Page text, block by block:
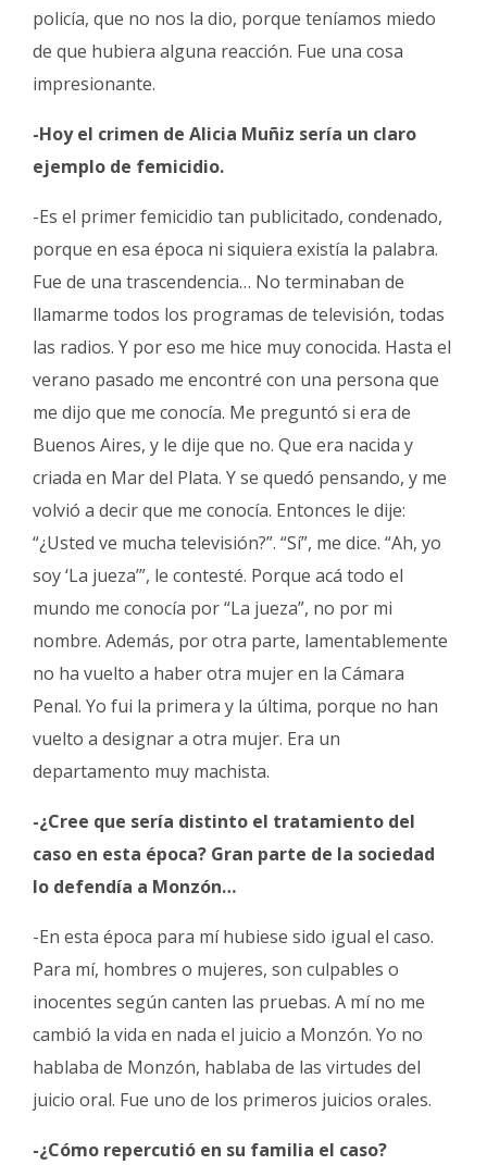
policía, que no nos la dio, porque teníamos miedo
de que hubiera alguna reacción. Fue una cosa
impresionante.
-Hoy el crimen de Alicia Muñiz sería un claro
ejemplo de femicidio.
-Es el primer femicidio tan publicitado, condenado,
porque en esa época ni siquiera existía la palabra.
Fue de una trascendencia… No terminaban de
llamarme todos los programas de televisión, todas
las radios. Y por eso me hice muy conocida. Hasta el
verano pasado me encontré con una persona que
me dijo que me conocía. Me preguntó si era de
Buenos Aires, y le dije que no. Que era nacida y
criada en Mar del Plata. Y se quedó pensando, y me
volvió a decir que me conocía. Entonces le dije:
“¿Usted ve mucha televisión?”. “Sí”, me dice. “Ah, yo
soy ‘La jueza’”, le contesté. Porque acá todo el
mundo me conocía por “La jueza”, no por mi
nombre. Además, por otra parte, lamentablemente
no ha vuelto a haber otra mujer en la Cámara
Penal. Yo fui la primera y la última, porque no han
vuelto a designar a otra mujer. Era un
departamento muy machista.
-¿Cree que sería distinto el tratamiento del
caso en esta época? Gran parte de la sociedad
lo defendía a Monzón…
-En esta época para mí hubiese sido igual el caso.
Para mí, hombres o mujeres, son culpables o
inocentes según canten las pruebas. A mí no me
cambió la vida en nada el juicio a Monzón. Yo no
hablaba de Monzón, hablaba de las virtudes del
juicio oral. Fue uno de los primeros juicios orales.
-¿Cómo repercutió en su familia el caso?